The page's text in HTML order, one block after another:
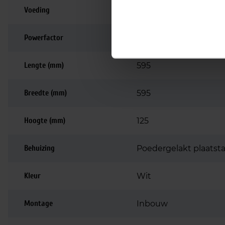
Voeding
Powerfactor
Lengte (mm) 595
Breedte (mm) 595
Hoogte (mm) 125
Behuizing Poedergelakt plaatstal
Kleur Wit
Montage Inbouw